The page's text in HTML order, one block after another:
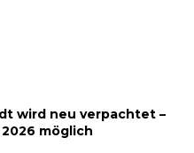
wird neu verpachtet –
möglich